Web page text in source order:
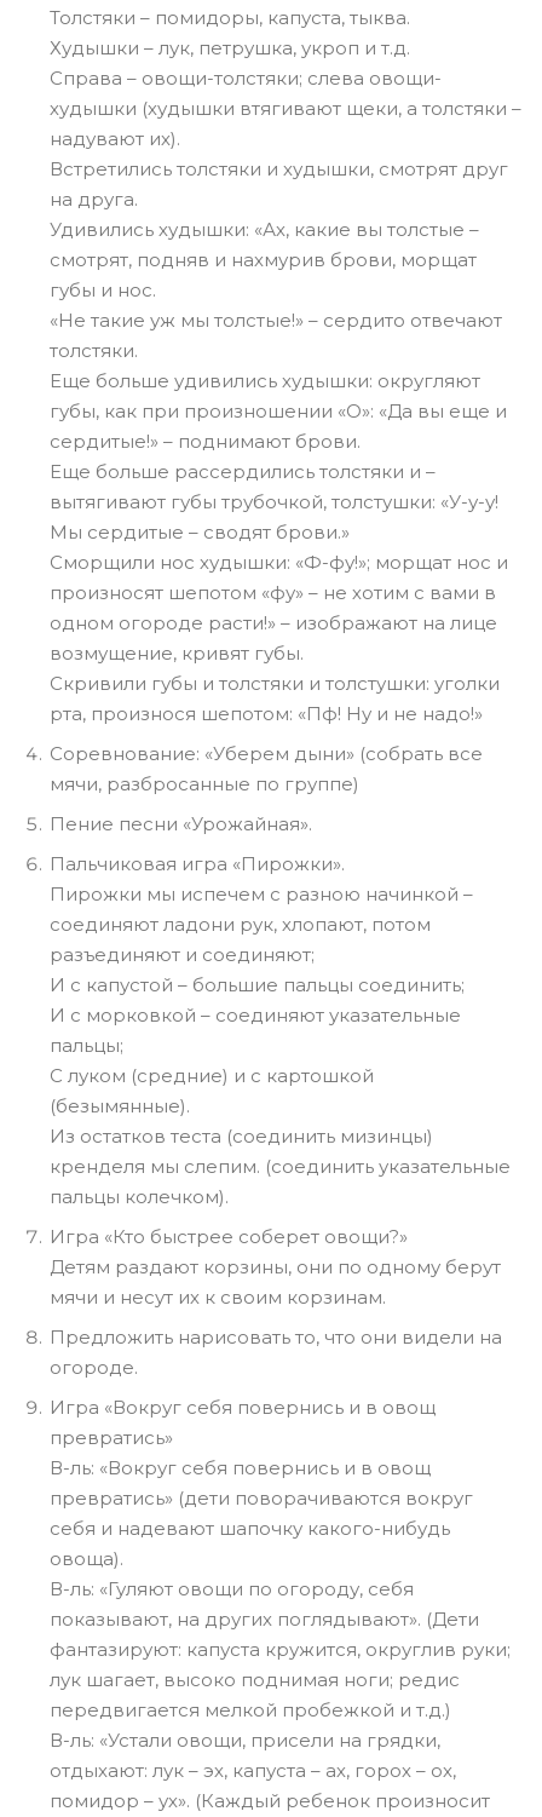
Толстяки – помидоры, капуста, тыква.
Худышки – лук, петрушка, укроп и т.д.
Справа – овощи-толстяки; слева овощи-
худышки (худышки втягивают щеки, а толстяки –
надувают их).
Встретились толстяки и худышки, смотрят друг
на друга.
Удивились худышки: «Ах, какие вы толстые –
смотрят, подняв и нахмурив брови, морщат
губы и нос.
«Не такие уж мы толстые!» – сердито отвечают
толстяки.
Еще больше удивились худышки: округляют
губы, как при произношении «О»: «Да вы еще и
сердитые!» – поднимают брови.
Еще больше рассердились толстяки и –
вытягивают губы трубочкой, толстушки: «У-у-у!
Мы сердитые – сводят брови.»
Сморщили нос худышки: «Ф-фу!»; морщат нос и
произносят шепотом «фу» – не хотим с вами в
одном огороде расти!» – изображают на лице
возмущение, кривят губы.
Скривили губы и толстяки и толстушки: уголки
рта, произнося шепотом: «Пф! Ну и не надо!»
Соревнование: «Уберем дыни» (собрать все
мячи, разбросанные по группе)
Пение песни «Урожайная».
Пальчиковая игра «Пирожки».
Пирожки мы испечем с разною начинкой –
соединяют ладони рук, хлопают, потом
разъединяют и соединяют;
И с капустой – большие пальцы соединить;
И с морковкой – соединяют указательные
пальцы;
С луком (средние) и с картошкой
(безымянные).
Из остатков теста (соединить мизинцы)
кренделя мы слепим. (соединить указательные
пальцы колечком).
Игра «Кто быстрее соберет овощи?»
Детям раздают корзины, они по одному берут
мячи и несут их к своим корзинам.
Предложить нарисовать то, что они видели на
огороде.
Игра «Вокруг себя повернись и в овощ
превратись»
В-ль: «Вокруг себя повернись и в овощ
превратись» (дети поворачиваются вокруг
себя и надевают шапочку какого-нибудь
овоща).
В-ль: «Гуляют овощи по огороду, себя
показывают, на других поглядывают». (Дети
фантазируют: капуста кружится, округлив руки;
лук шагает, высоко поднимая ноги; редис
передвигается мелкой пробежкой и т.д.)
В-ль: «Устали овощи, присели на грядки,
отдыхают: лук – эх, капуста – ах, горох – ох,
помидор – ух». (Каждый ребенок произносит